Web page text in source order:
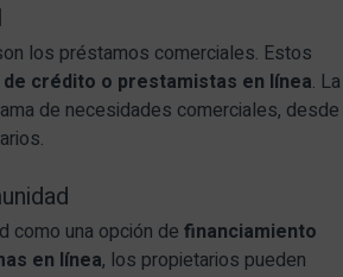
los préstamos comerciales. Estos
crédito o prestamistas en línea. La
de necesidades comerciales, desde
como una opción definanciamiento
en línea, los propietarios pueden